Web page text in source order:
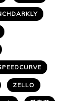
ZELLO